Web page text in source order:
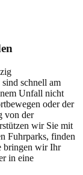
schnell am
Unfall nicht
oder der
von der
wir Sie mit
Fuhrparks, finden
bringen wir Ihr
in eine